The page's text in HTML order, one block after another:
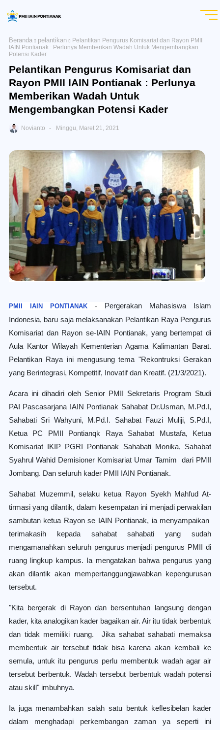
Beranda pelantikan
Pelantikan Pengurus Komisariat dan Rayon PMII
IAIN Pontianak : Perlunya Memberikan Wadah Untuk Mengembangkan
Potensi Kader
Pelantikan Pengurus Komisariat dan
Rayon PMII IAIN Pontianak : Perlunya
Memberikan Wadah Untuk
Mengembangkan Potensi Kader
Novianto Minggu, Maret 21, 2021
PMII IAIN PONTIANAK - Pergerakan Mahasiswa Islam
Indonesia, baru saja melaksanakan Pelantikan Raya Pengurus
Komisariat dan Rayon se-IAIN Pontianak, yang bertempat di
Aula Kantor Wilayah Kementerian Agama Kalimantan Barat.
Pelantikan Raya ini mengusung tema "Rekontruksi Gerakan
yang Berintegrasi, Kompetitif, Inovatif dan Kreatif. (21/3/2021).
Acara ini dihadiri oleh Senior PMII Sekretaris Program Studi
PAI Pascasarjana IAIN Pontianak Sahabat Dr.Usman, M.Pd.I,
Sahabati Sri Wahyuni, M.Pd.I. Sahabat Fauzi Muliji, S.Pd.I,
Ketua PC PMII Pontianqk Raya Sahabat Mustafa, Ketua
Komisariat IKIP PGRI Pontianak Sahabati Monika, Sahabat
Syahrul Wahid Demisioner Komisariat Umar Tamim dari PMII
Jombang. Dan seluruh kader PMII IAIN Pontianak.
Sahabat Muzemmil, selaku ketua Rayon Syekh Mahfud At-
tirmasi yang dilantik, dalam kesempatan ini menjadi perwakilan
sambutan ketua Rayon se IAIN Pontianak, ia menyampaikan
terimakasih kepada sahabat sahabati yang sudah
mengamanahkan seluruh pengurus menjadi pengurus PMII di
ruang lingkup kampus. Ia mengatakan bahwa pengurus yang
akan dilantik akan mempertanggungjawabkan kepengurusan
tersebut.
"Kita bergerak di Rayon dan bersentuhan langsung dengan
kader, kita analogikan kader bagaikan air. Air itu tidak berbentuk
dan tidak memiliki ruang. Jika sahabat sahabati memaksa
membentuk air tersebut tidak bisa karena akan kembali ke
semula, untuk itu pengurus perlu membentuk wadah agar air
tersebut berbentuk. Wadah tersebut berbentuk wadah potensi
atau skill" imbuhnya.
Ia juga menambahkan salah satu bentuk keflesibelan kader
dalam menghadapi perkembangan zaman ya seperti ini